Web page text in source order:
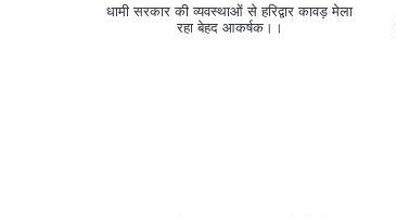
धामी सरकार की व्यवस्थाओं से हरिद्वार कावड़ मेला
रहा बेहद आकर्षक।।